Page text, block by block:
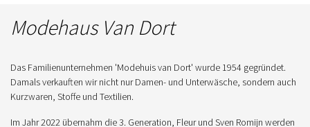
Modehaus Van Dort
Das Familienunternehmen 'Modehuis van Dort' wurde 1954 gegründet.
Damals verkauften wir nicht nur Damen- und Unterwäsche, sondern auch
Kurzwaren, Stoffe und Textilien.
Im Jahr 2022 übernahm die 3. Generation, Fleur und Sven Romijn werden